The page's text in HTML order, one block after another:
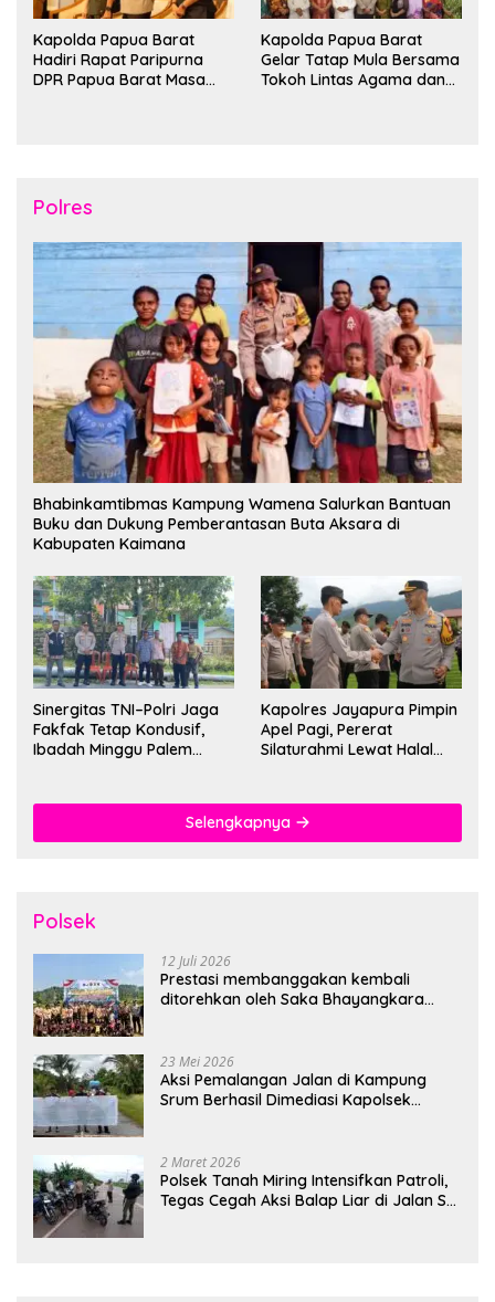
Kapolda Papua Barat
Hadiri Rapat Paripurna
DPR Papua Barat Masa
Kapolda Papua Barat
Gelar Tatap Mula Bersama
Tokoh Lintas Agama dan
Polres
Bhabinkamtibmas Kampung Wamena Salurkan Bantuan
Buku dan Dukung Pemberantasan Buta Aksara di
Kabupaten Kaimana
Sinergitas TNI–Polri Jaga
Fakfak Tetap Kondusif,
Ibadah Minggu Palem
Kapolres Jayapura Pimpin
Apel Pagi, Pererat
Silaturahmi Lewat Halal
Selengkapnya
Polsek
12 Juli 2026
Prestasi membanggakan kembali
ditorehkan oleh Saka Bhayangkara
23 Mei 2026
Aksi Pemalangan Jalan di Kampung
Srum Berhasil Dimediasi Kapolsek
2 Maret 2026
Polsek Tanah Miring Intensifkan Patroli,
Tegas Cegah Aksi Balap Liar di Jalan SP